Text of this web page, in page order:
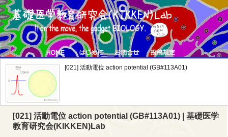
[021] 活動電位 action potential (GB#113A01)
[021] 活動電位 action potential (GB#113A01) | 基礎医学
教育研究会(KIKKEN)Lab